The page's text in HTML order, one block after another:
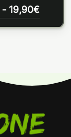
- 19,90€Rango
de